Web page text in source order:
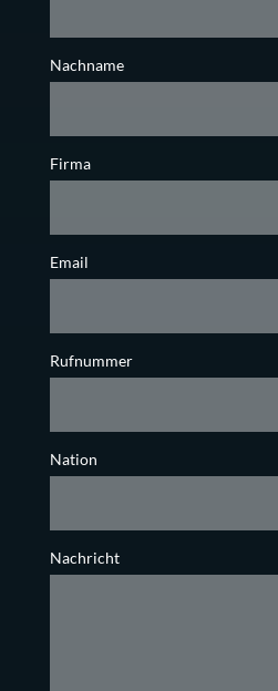
Nachname
Firma
Email
Rufnummer
Nation
Nachricht